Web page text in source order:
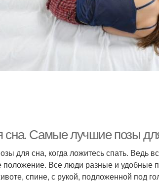
сна. Самые лучшие позы
для сна, когда ложитесь спать. Ведь
положение. Все люди разные и удобные
спине, с рукой, подложенной под